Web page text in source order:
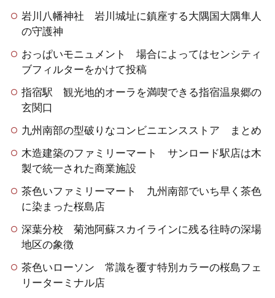
岩川八幡神社 岩川城址に鎮座する大隅国大隅隼人
の守護神
おっぱいモニュメント 場合によってはセンシティ
ブフィルターをかけて投稿
指宿駅 観光地的オーラを満喫できる指宿温泉郷の
玄関口
九州南部の型破りなコンビニエンスストア まとめ
木造建築のファミリーマート サンロード駅店は木
製で統一された商業施設
茶色いファミリーマート 九州南部でいち早く茶色
に染まった桜島店
深葉分校 菊池阿蘇スカイラインに残る往時の深場
地区の象徴
茶色いローソン 常識を覆す特別カラーの桜島フェ
リーターミナル店